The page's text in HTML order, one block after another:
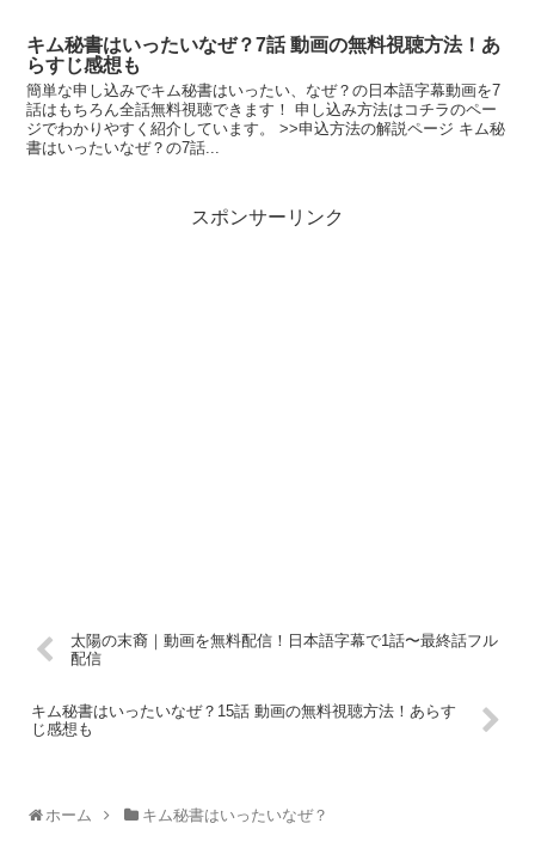
キム秘書はいったいなぜ？7話 動画の無料視聴方法！あ
らすじ感想も
簡単な申し込みでキム秘書はいったい、なぜ？の日本語字幕動画を7
話はもちろん全話無料視聴できます！ 申し込み方法はコチラのペー
ジでわかりやすく紹介しています。 >>申込方法の解説ページ キム秘
書はいったいなぜ？の7話...
スポンサーリンク
太陽の末裔｜動画を無料配信！日本語字幕で1話〜最終話フル
配信
キム秘書はいったいなぜ？15話 動画の無料視聴方法！あらす
じ感想も
ホーム キム秘書はいったいなぜ？